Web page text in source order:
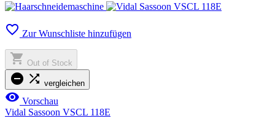
 Zur Wunschliste hinzufügen
 Out of Stock
  vergleichen
 Vorschau
Vidal Sassoon VSCL 118E